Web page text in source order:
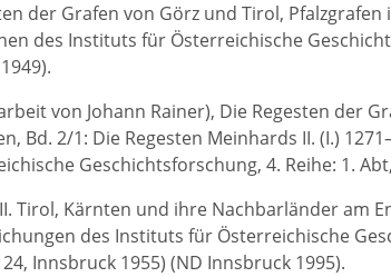
der Grafen von Görz und Tirol, Pfalzgrafen
des Instituts für Österreichische
von Johann Rainer), Die Regesten der
Bd. 2/1: Die Regesten Meinhards II. (I.)
Geschichtsforschung, 4. Reihe: 1.
Tirol, Kärnten und ihre Nachbarländer am
des Instituts für Österreichische
Innsbruck 1955) (ND Innsbruck 1995).